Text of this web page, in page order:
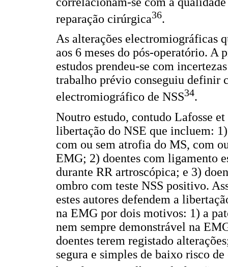
reparação cirúrgica36.
As alterações electromiográficas
aos 6 meses do pós-operatório.
estudos prendeu-se com
trabalho prévio conseguiu definir
electromiográfico de NSS34.
Noutro estudo, contudo Lafosse
libertação do NSE que incluem:
com ou sem atrofia do MS, com
EMG; 2) doentes com ligamento
durante RR artroscópica; e 3)
ombro com teste NSS positivo.
estes autores defendem a
na EMG por dois motivos: 1) a
nem sempre demonstrável na
doentes terem registado
segura e simples de baixo risco